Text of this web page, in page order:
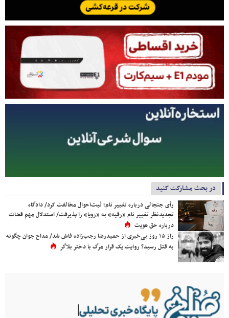
در بحث مشارکت کنید
رأی جنجالی درباره تغییر نام؛ ثبت‌احوال مخالفت کرد/ دادگاه
تجدیدنظر تغییر نام «رقیه» به «رویا» را پذیرفت/ استدلال مهم قضات
درباره حق هویت
راز ۱۵ روز بی‌خبری از حمیدرضا رجب‌زاده فاش شد/ مداح جوان چگونه
به قتل رسید؟ روایت یک قرار مرگ با دختر بلاگر